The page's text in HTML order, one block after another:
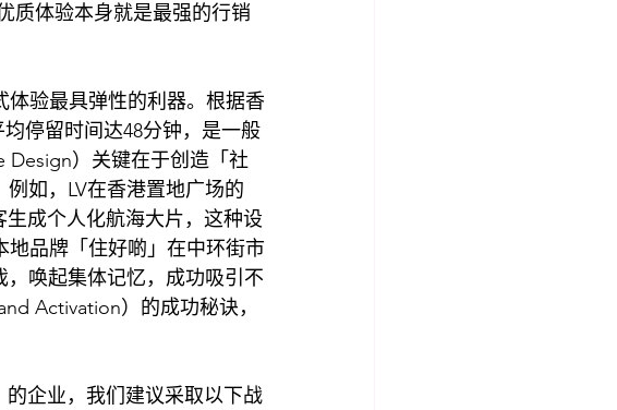
质体验本身就是最强的行销
验最具弹性的利器。根据香
停留时间达48分钟，是一般
Design）关键在于创造「社
如，LV在香港置地广场的
生成个人化航海大片，这种设
地品牌「住好啲」在中环街市
唤起集体记忆，成功吸引不
Activation）的成功秘诀，
企业，我们建议采取以下战